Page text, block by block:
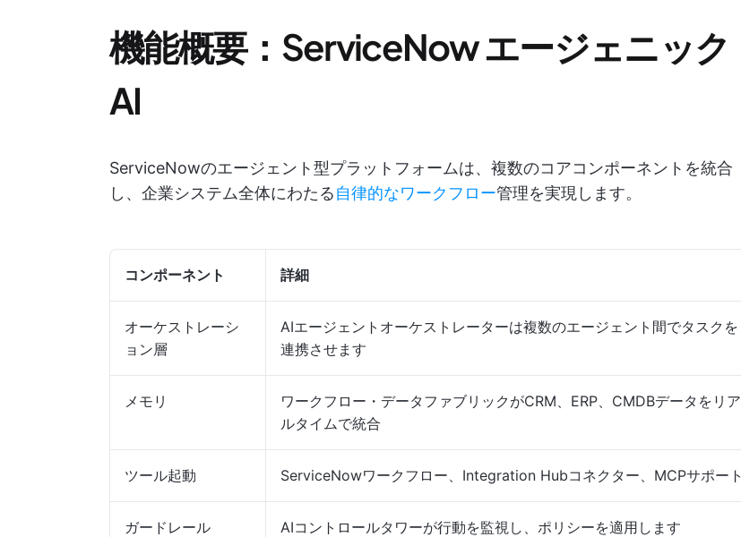
機能概要：ServiceNow エージェニック
AI
ServiceNowのエージェント型プラットフォームは、複数のコアコンポーネントを統合
し、企業システム全体にわたる自律的なワークフロー管理を実現します。
コンポーネント 詳細
オーケストレーシ
ョン層
AIエージェントオーケストレーターは複数のエージェント間でタスクを
連携させます
メモリ
ワークフロー・データファブリックがCRM、ERP、CMDBデータをリア
ルタイムで統合
ツール起動 ServiceNowワークフロー、Integration Hubコネクター、MCPサポート
ガードレール AIコントロールタワーが行動を監視し、ポリシーを適用します